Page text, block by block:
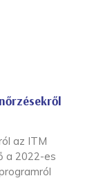
az ITM
a 2022-es